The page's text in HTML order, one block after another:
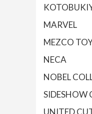
MARVEL
MEZCO
NECA
NOBEL
SIDESHOW
UNITED